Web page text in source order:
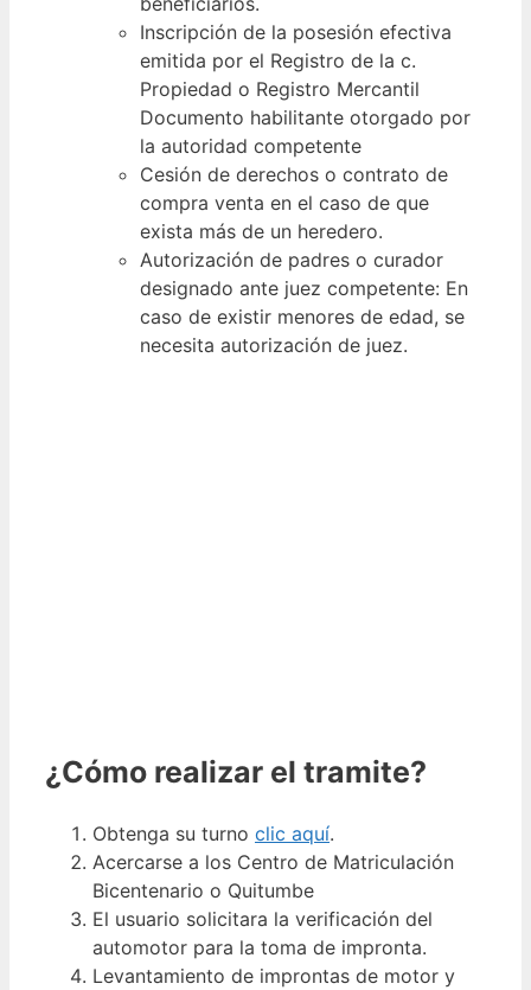
Inscripción de la posesión efectiva
emitida por el Registro de la c.
Propiedad o Registro Mercantil
Documento habilitante otorgado por
la autoridad competente
Cesión de derechos o contrato de
compra venta en el caso de que
exista más de un heredero.
Autorización de padres o curador
designado ante juez competente: En
caso de existir menores de edad, se
necesita autorización de juez.
¿Cómo realizar el tramite?
Obtenga su turno clic aquí.
Acercarse a los Centro de Matriculación
Bicentenario o Quitumbe
El usuario solicitara la verificación del
automotor para la toma de impronta.
Levantamiento de improntas de motor y